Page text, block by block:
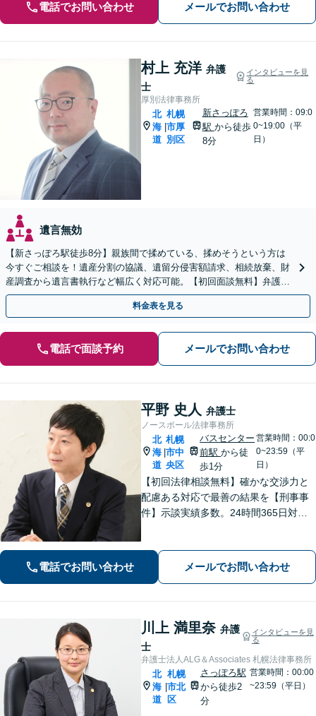
電話でお問い合わせ メールでお問い合わせ
村上 充洋 弁護
士
インタビューを見
る
厚別法律事務所
北
海
道
|
札幌
市厚
別区
新さっぽろ
駅 から徒歩
8分
営業時間：09:0
0~19:00（平
日）
遺言無効
【新さっぽろ駅徒歩8分】親族間で揉めている、揉めそうという方は
今すぐご相談を！遺産分割の協議、遺留分侵害額請求、相続放棄、財
産調査から遺言書執行など幅広く対応可能。【初回面談無料】弁護士
が窓口になりストレス軽減！
料金表を見る
電話で面談予約 メールでお問い合わせ
平野 史人 弁護士
ノースポール法律事務所
北
海
道
|
札幌
市中
央区
バスセンター
前駅から徒
歩1分
営業時間：00:0
0~23:59（平
日）
【初回法律相談無料】確かな交渉力と
配慮ある対応で最善の結果を【刑事事
件】示談実績多数。24時間365日対応
経験あり。【バスセンター前駅3番出口
徒歩1分】
電話でお問い合わせ メールでお問い合わせ
川上 満里奈 弁護
士
インタビューを見
る
弁護士法人ALG＆Associates 札幌法律事務所
北
海
道
|
札幌
市北
区
さっぽろ駅
から徒歩2
分
営業時間：00:00
~23:59（平日）